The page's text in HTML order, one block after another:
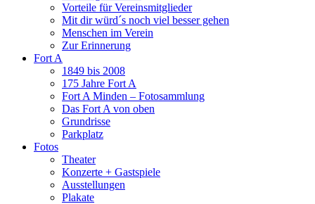
Vorteile für Vereinsmitglieder
Mit dir würd´s noch viel besser gehen
Menschen im Verein
Zur Erinnerung
Fort A
1849 bis 2008
175 Jahre Fort A
Fort A Minden – Fotosammlung
Das Fort A von oben
Grundrisse
Parkplatz
Fotos
Theater
Konzerte + Gastspiele
Ausstellungen
Plakate